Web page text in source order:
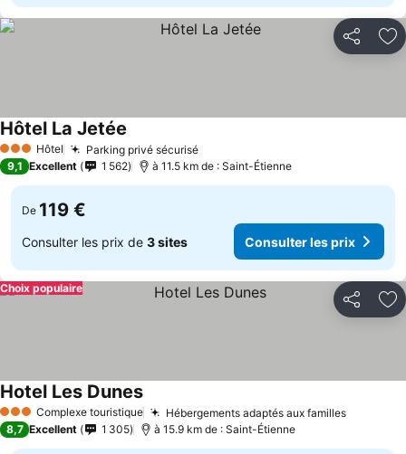
Partager
3 ÉtoilesHôtel Parking privé sécurisé
Hôtel La Jetée
9,1 Excellent 1 562 à 11.5 km de : Saint-Étienne
De 119 €
Consulter les prix de 3 sites Consulter les prix
Partager
Choix populaire
3 ÉtoilesComplexe touristique Hébergements adaptés aux familles
Hotel Les Dunes
8,7 Excellent 1 305 à 15.9 km de : Saint-Étienne